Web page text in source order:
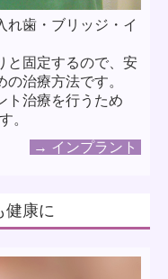
れ歯・ブリッジ・イ
と固定するので、安
治療方法です。
ト治療を行うため
。
→ インプラント
健康に